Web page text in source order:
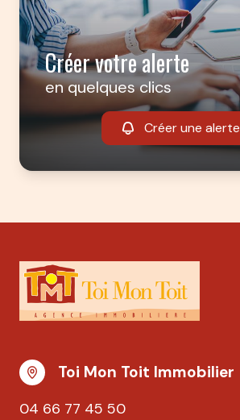
Créer votre alerte
en quelques clics
Créer une alerte
Toi Mon Toit Immobilier
04 66 77 45 50